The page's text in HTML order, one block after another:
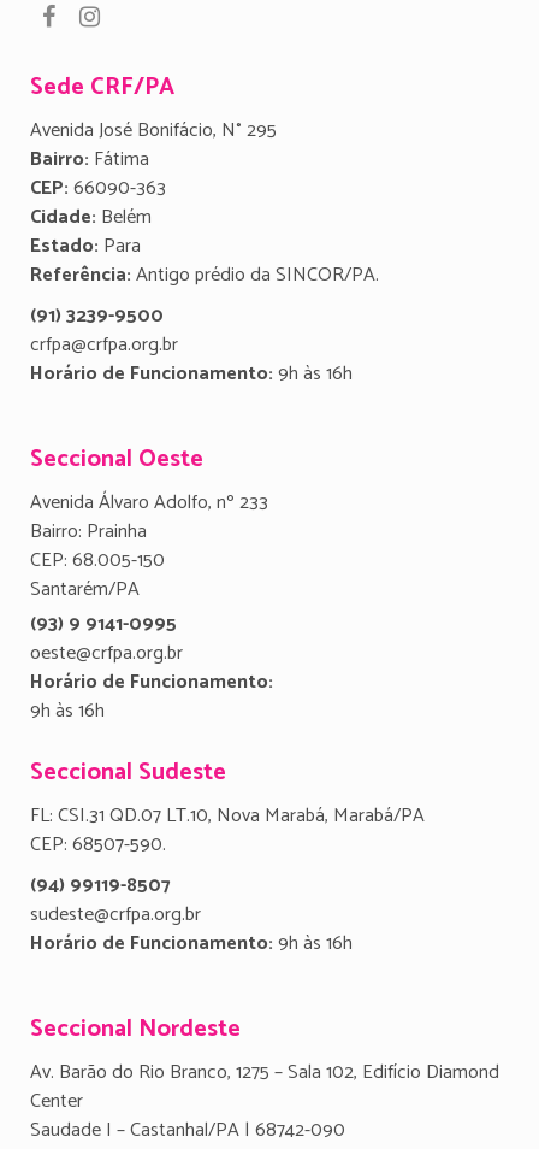
Sede CRF/PA
Avenida José Bonifácio, N° 295
Bairro: Fátima
CEP:66090-363
Cidade: Belém
Estado: Para
Referência:Antigo prédio da SINCOR/PA.
(91) 3239-9500
crfpa@crfpa.org.br
Horário de Funcionamento:9h às 16h
Seccional Oeste
Avenida Álvaro Adolfo, nº 233
Bairro: Prainha
CEP: 68.005-150
Santarém/PA
(93) 9 9141-0995
oeste@crfpa.org.br
Horário de Funcionamento:
9h às 16h
Seccional Sudeste
FL: CSI.31 QD.07 LT.10, Nova Marabá, Marabá/PA
CEP: 68507-590.
(94) 99119-8507
sudeste@crfpa.org.br
Horário de Funcionamento:9h às 16h
Seccional Nordeste
Av. Barão do Rio Branco, 1275 – Sala 102, Edifício Diamond
Center
Saudade I – Castanhal/PA | 68742-090